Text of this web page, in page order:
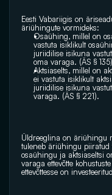
Eesti Vabariigis on
äriühingute vormideks:
Osaühing, millel on
juriidilise isikuna
oma varaga. (ÄS §
Aktsiaselts, millel on
ei vastuta isiklikult
juriidilise isikuna
varaga. (ÄS § 221).
Üldreeglina on äriühingu
tuleneb äriühingu piiratud
osaühingu ja aktsiaseltsi
varaga ettevõtte
ettevõttesse on